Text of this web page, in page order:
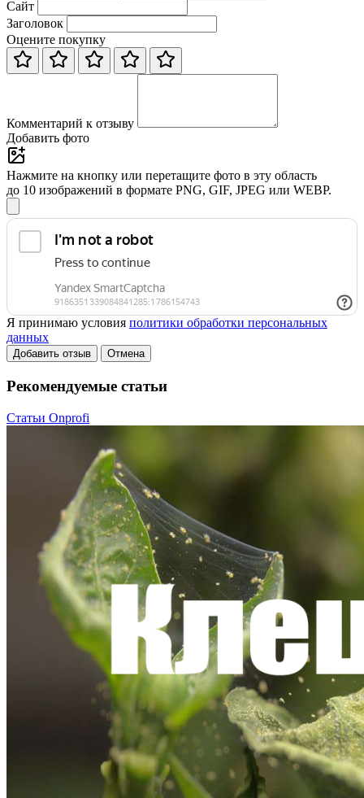
Сайт
Заголовок
Оцените покупку
Комментарий к отзыву
Добавить фото
Нажмите на кнопку или перетащите фото в эту область
до 10 изображений в формате PNG, GIF, JPEG или WEBP.
Я принимаю условия политики обработки персональных
данных
Добавить отзыв Отмена
Рекомендуемые статьи
Статьи Onprofi